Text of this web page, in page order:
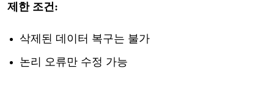
제한 조건:
삭제된 데이터 복구는 불가
논리 오류만 수정 가능